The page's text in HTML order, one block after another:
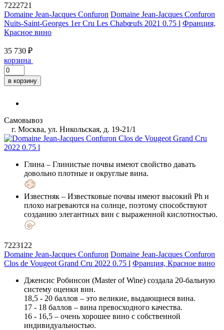
7222721
Domaine Jean-Jacques Confuron Domaine Jean-Jacques Confuron
Nuits-Saint-Georges 1er Cru Les Chabœufs 2021 0.75 l Франция,
Красное вино
35 730 ₽
корзина
в корзину
Самовывоз
г. Москва, ул. Никольская, д. 19-21/1
Глина – Глинистые почвы имеют свойство давать
довольно плотные и округлые вина.
Известняк – Известковые почвы имеют высокий Ph и
плохо нагреваются на солнце, поэтому способствуют
созданию элегантных вин с выраженной кислотностью.
7223122
Domaine Jean-Jacques Confuron Domaine Jean-Jacques Confuron
Clos de Vougeot Grand Cru 2022 0.75 l Франция, Красное вино
Дженсис Робинсон (Master of Wine) создала 20-бальную
систему оценки вин.
18,5 - 20 баллов – это великие, выдающиеся вина.
17 - 18 баллов – вина превосходного качества.
16 - 16,5 – очень хорошее вино с собственной
индивидуальностью.